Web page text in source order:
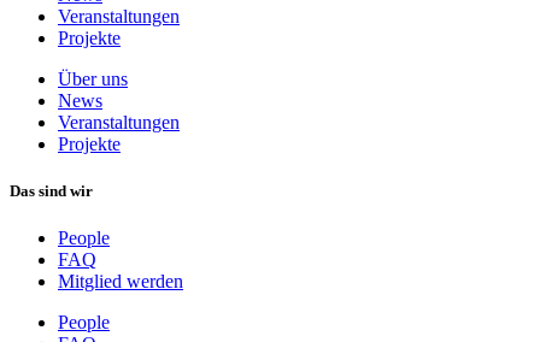
Veranstaltungen
Projekte
Über uns
News
Veranstaltungen
Projekte
Das sind wir
People
FAQ
Mitglied werden
People